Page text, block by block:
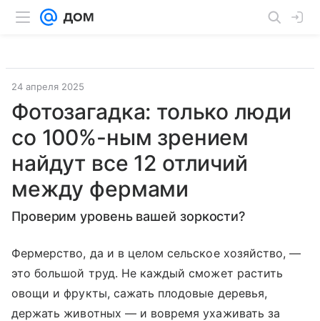
24 апреля 2025
Фотозагадка: только люди
со 100%-ным зрением
найдут все 12 отличий
между фермами
Проверим уровень вашей зоркости?
Фермерство, да и в целом сельское хозяйство, —
это большой труд. Не каждый сможет растить
овощи и фрукты, сажать плодовые деревья,
держать животных — и вовремя ухаживать за